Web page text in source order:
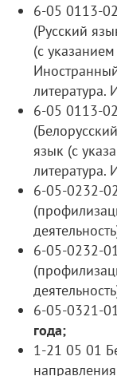
6-05 0113-
(Русский
(с
литература.
6-05 0113-
язык (с
литература.
6-05-0232-
6-05-0232-
6-05-0321-
года;
1-21 05 01